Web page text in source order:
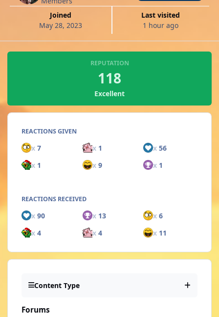
Joined
May 28, 2023
Last visited
1 hour ago
REPUTATION
118
Excellent
REACTIONS GIVEN
x 7 x1 x 56
x 1 x9 x 1
REACTIONS RECEIVED
x 90 x13 x 6
x 4 x4 x 11
Content Type
Forums